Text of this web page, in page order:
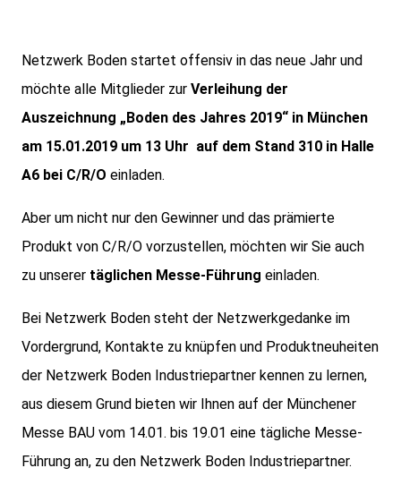
Netzwerk Boden startet offensiv in das neue Jahr und
möchte alle Mitglieder zur Verleihung der
Auszeichnung „Boden des Jahres 2019“ in München
am 15.01.2019 um 13 Uhr auf dem Stand 310 in Halle
A6 bei C/R/O einladen.
Aber um nicht nur den Gewinner und das prämierte
Produkt von C/R/O vorzustellen, möchten wir Sie auch
zu unserer täglichen Messe-Führung einladen.
Bei Netzwerk Boden steht der Netzwerkgedanke im
Vordergrund, Kontakte zu knüpfen und Produktneuheiten
der Netzwerk Boden Industriepartner kennen zu lernen,
aus diesem Grund bieten wir Ihnen auf der Münchener
Messe BAU vom 14.01. bis 19.01 eine tägliche Messe-
Führung an, zu den Netzwerk Boden Industriepartner.